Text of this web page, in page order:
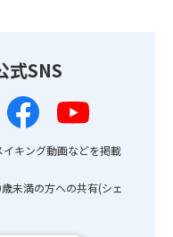
式SNS
キング動画などを掲載
未満の方への共有(シェ